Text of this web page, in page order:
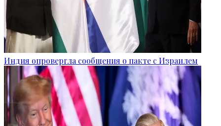
Индия опровергла сообщения о пакте с Израилем